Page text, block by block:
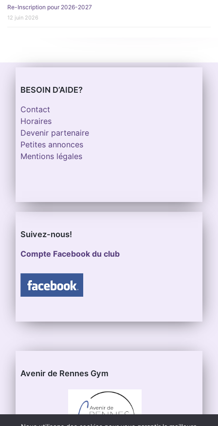
Re-Inscription pour 2026-2027
12 juin 2026
BESOIN D’AIDE?
Contact
Horaires
Devenir partenaire
Petites annonces
Mentions légales
Suivez-nous!
Compte Facebook du club
Avenir de Rennes Gym